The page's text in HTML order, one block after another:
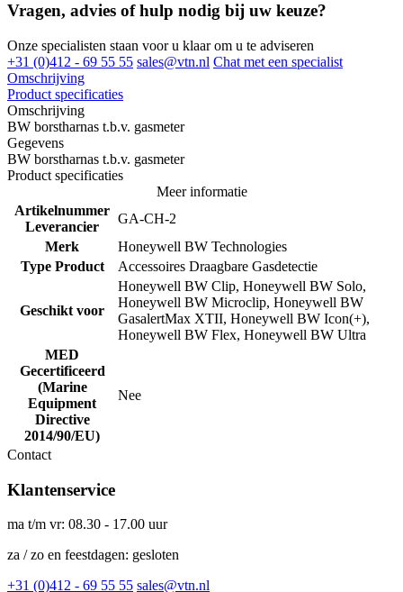
Vragen, advies of hulp nodig bij uw keuze?
Onze specialisten staan voor u klaar om u te adviseren
+31 (0)412 - 69 55 55 sales@vtn.nl Chat met een specialist
Omschrijving
Product specificaties
Omschrijving
BW borstharnas t.b.v. gasmeter
Gegevens
BW borstharnas t.b.v. gasmeter
Product specificaties
Meer informatie
Artikelnummer
Leverancier
GA-CH-2
Merk
Honeywell BW Technologies
Type Product
Accessoires Draagbare Gasdetectie
Geschikt voor
Honeywell BW Clip, Honeywell BW Solo,
Honeywell BW Microclip, Honeywell BW
GasalertMax XTII, Honeywell BW Icon(+),
Honeywell BW Flex, Honeywell BW Ultra
MED
Gecertificeerd
(Marine
Equipment
Directive
2014/90/EU)
Nee
Contact
Klantenservice
ma t/m vr: 08.30 - 17.00 uur
za / zo en feestdagen: gesloten
+31 (0)412 - 69 55 55 sales@vtn.nl